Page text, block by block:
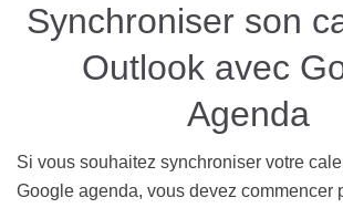
Synchroniser son
Outlook avec
Agenda
Si vous souhaitez synchroniser votre
Google agenda, vous devez commencer